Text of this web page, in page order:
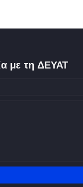
με τη ΔΕΥΑΤ